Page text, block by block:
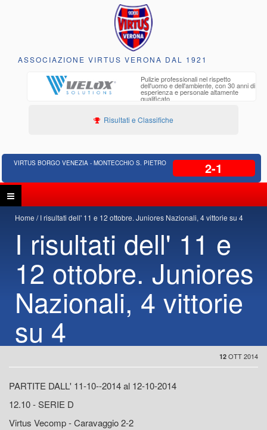
ASSOCIAZIONE VIRTUS VERONA DAL 1921
Pulizie professionali nel rispetto
dell'uomo e dell'ambiente, con 30 anni di
esperienza e personale altamente
Risultati e Classifiche
VIRTUS BORGO VENEZIA - MONTECCHIO S. PIETRO 2-1
Home I risultati dell' 11 e 12 ottobre. Juniores Nazionali, 4 vittorie su 4
I risultati dell' 11 e
12 ottobre. Juniores
Nazionali, 4 vittorie
su 4
12 OTT 2014
PARTITE DALL' 11-10--2014 al 12-10-2014
12.10 - SERIE D
Virtus Vecomp - Caravaggio 2-2